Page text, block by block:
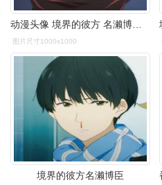
图片尺寸1000x1000
境界的彼方名濑博臣